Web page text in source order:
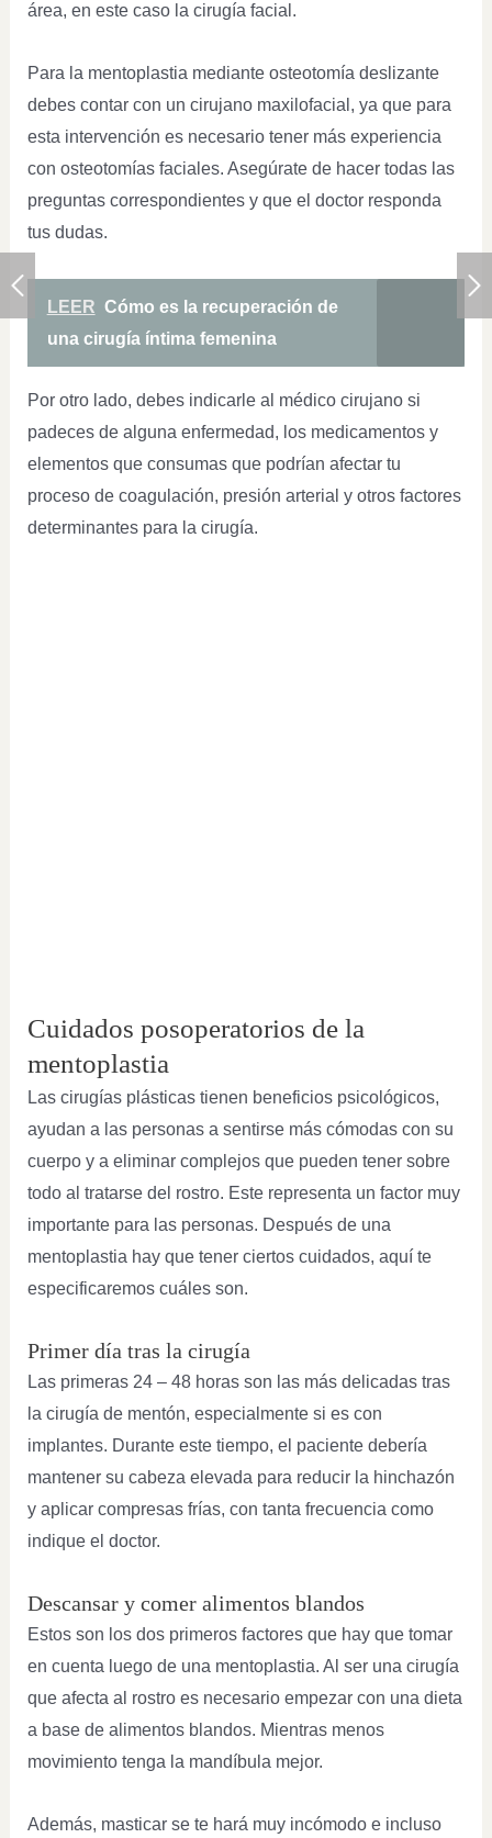
área, en este caso la cirugía facial.
Para la mentoplastia mediante osteotomía deslizante
debes contar con un cirujano maxilofacial, ya que para
esta intervención es necesario tener más experiencia
con osteotomías faciales. Asegúrate de hacer todas las
preguntas correspondientes y que el doctor responda
tus dudas.
LEER Cómo es la recuperación de
una cirugía íntima femenina
Por otro lado, debes indicarle al médico cirujano si
padeces de alguna enfermedad, los medicamentos y
elementos que consumas que podrían afectar tu
proceso de coagulación, presión arterial y otros factores
determinantes para la cirugía.
Cuidados posoperatorios de la
mentoplastia
Las cirugías plásticas tienen beneficios psicológicos,
ayudan a las personas a sentirse más cómodas con su
cuerpo y a eliminar complejos que pueden tener sobre
todo al tratarse del rostro. Este representa un factor muy
importante para las personas. Después de una
mentoplastia hay que tener ciertos cuidados, aquí te
especificaremos cuáles son.
Primer día tras la cirugía
Las primeras 24 – 48 horas son las más delicadas tras
la cirugía de mentón, especialmente si es con
implantes. Durante este tiempo, el paciente debería
mantener su cabeza elevada para reducir la hinchazón
y aplicar compresas frías, con tanta frecuencia como
indique el doctor.
Descansar y comer alimentos blandos
Estos son los dos primeros factores que hay que tomar
en cuenta luego de una mentoplastia. Al ser una cirugía
que afecta al rostro es necesario empezar con una dieta
a base de alimentos blandos. Mientras menos
movimiento tenga la mandíbula mejor.
Además, masticar se te hará muy incómodo e incluso